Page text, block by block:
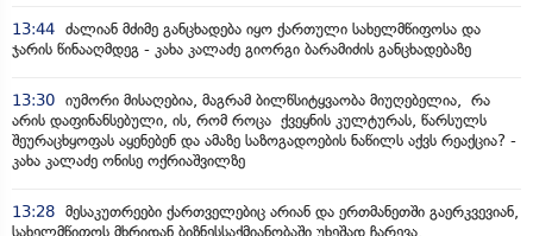
13:44 ძალიან მძიმე განცხადება იყო ქართული სახელმწიფოსა და
ჯარის წინააღმდეგ - კახა კალაძე გიორგი ბარამიძის განცხადებაზე
13:30 იუმორი მისაღებია, მაგრამ ბილწსიტყვაობა მიუღებელია, რა
არის დაფინანსებული, ის, რომ როცა ქვეყნის კულტურას, წარსულს
შეურაცხყოფას აყენებენ და ამაზე საზოგადოების ნაწილს აქვს რეაქცია? -
კახა კალაძე ონისე ოქრიაშვილზე
13:28 მესაკუთრეები ქართველებიც არიან და ერთმანეთში გაერკვევიან,
სახელმწიფოს მხრიდან ბიზნესსაქმიანობაში უხეშად ჩარევა,